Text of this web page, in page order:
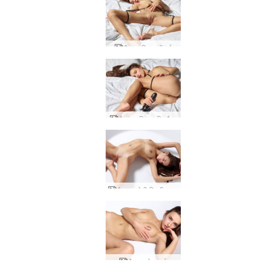
कैमरन बिस्तर में गर्म
कैमरून बिस्तर खिलौना